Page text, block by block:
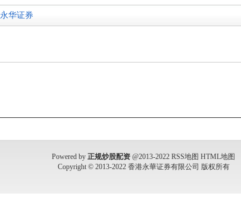
永华证券
Powered by 正规炒股配资 @2013-2022 RSS地图 HTML地图
Copyright © 2013-2022 香港永華证券有限公司 版权所有